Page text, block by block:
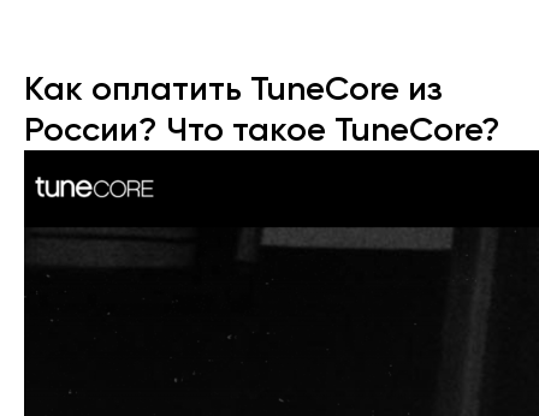
Как оплатить TuneСore из
России? Что такое TuneСore?